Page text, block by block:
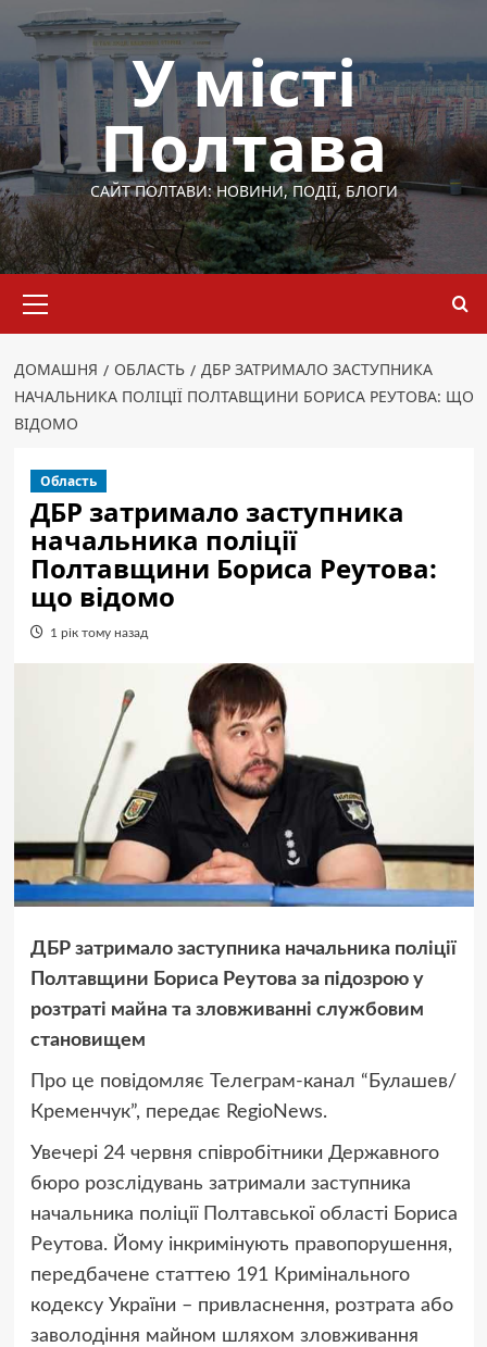
Перейти
вмісту
У місті
Полтава
САЙТ ПОЛТАВИ: НОВИНИ, ПОДІЇ, БЛОГИ
меню
ДОМАШНЯ ОБЛАСТЬ
ДБР ЗАТРИМАЛО ЗАСТУПНИКА
НАЧАЛЬНИКА ПОЛІЦІЇ ПОЛТАВЩИНИ БОРИСА РЕУТОВА: ЩО
ВІДОМО
Область
ДБР затримало заступника
начальника поліції
Полтавщини Бориса Реутова:
що відомо
1 рік тому назад
ДБР затримало заступника начальника поліції
Полтавщини Бориса Реутова за підозрою у
розтраті майна та зловживанні службовим
становищем
Про це повідомляє Телеграм-канал “Булашев/
Кременчук”, передає RegioNews.
Увечері 24 червня співробітники Державного
бюро розслідувань затримали заступника
начальника поліції Полтавської області Бориса
Реутова. Йому інкримінують правопорушення,
передбачене статтею 191 Кримінального
кодексу України – привласнення, розтрата або
заволодіння майном шляхом зловживання